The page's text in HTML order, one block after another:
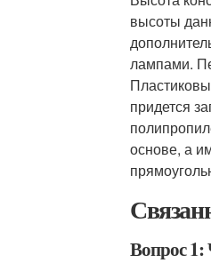
высоты
лампами.
придется
основе, а
Вопрос 1: